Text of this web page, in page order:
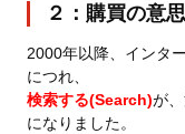
２：購買の意
2000年以降、インタ
につれ、
検索する(Search)が
になりました。